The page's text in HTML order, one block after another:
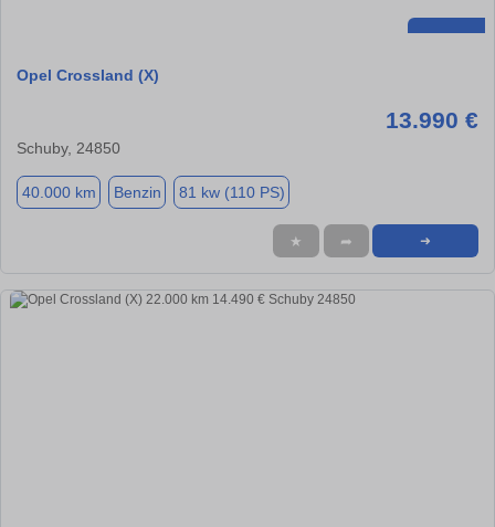
Opel Crossland (X)
13.990 €
Schuby, 24850
40.000 km Benzin 81 kw (110 PS)
★ ➦ ➜